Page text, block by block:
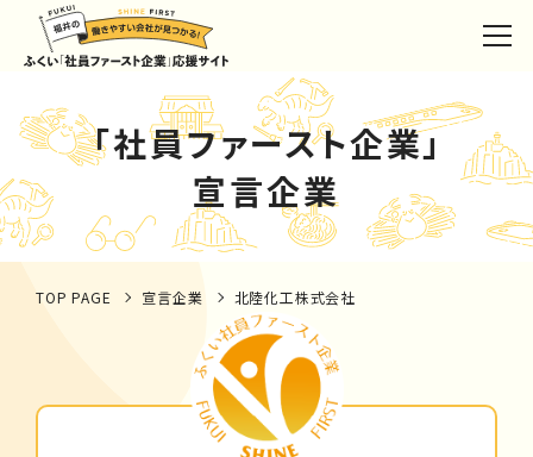
「社員ファースト企業」
宣言企業
TOP PAGE 宣言企業 北陸化工株式会社